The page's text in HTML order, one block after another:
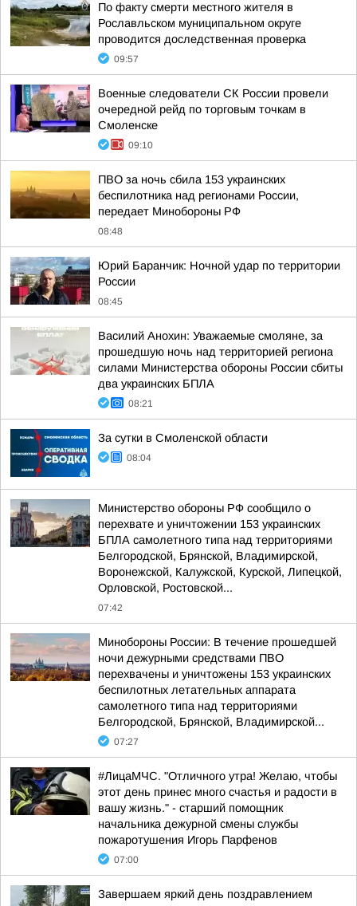
По факту смерти местного жителя в
Рославльском муниципальном округе
проводится доследственная проверка
09:57
Военные следователи СК России провели
очередной рейд по торговым точкам в
Смоленске
09:10
ПВО за ночь сбила 153 украинских
беспилотника над регионами России,
передает Минобороны РФ
08:48
Юрий Баранчик: Ночной удар по территории
России
08:45
Василий Анохин: Уважаемые смоляне, за
прошедшую ночь над территорией региона
силами Министерства обороны России сбиты
два украинских БПЛА
08:21
За сутки в Смоленской области
08:04
Министерство обороны РФ сообщило о
перехвате и уничтожении 153 украинских
БПЛА самолетного типа над территориями
Белгородской, Брянской, Владимирской,
Воронежской, Калужской, Курской, Липецкой,
Орловской, Ростовской...
07:42
Минобороны России: В течение прошедшей
ночи дежурными средствами ПВО
перехвачены и уничтожены 153 украинских
беспилотных летательных аппарата
самолетного типа над территориями
Белгородской, Брянской, Владимирской...
07:27
#ЛицаМЧС. "Отличного утра! Желаю, чтобы
этот день принес много счастья и радости в
вашу жизнь." - старший помощник
начальника дежурной смены службы
пожаротушения Игорь Парфенов
07:00
Завершаем яркий день поздравлением